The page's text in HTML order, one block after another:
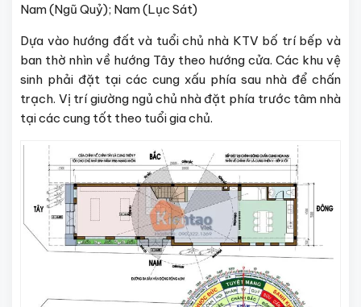
Nam (Ngũ Quỷ); Nam (Lục Sát)
Dựa vào hướng đất và tuổi chủ nhà KTV bố trí bếp và
ban thờ nhìn về hướng Tây theo hướng cửa. Các khu vệ
sinh phải đặt tại các cung xấu phía sau nhà để chấn
trạch. Vị trí giường ngủ chủ nhà đặt phía trước tâm nhà
tại các cung tốt theo tuổi gia chủ.